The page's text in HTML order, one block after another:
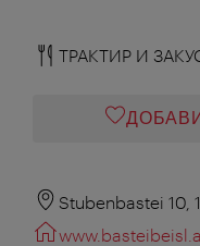
ТРАКТИР И
Stubenbastei 10,